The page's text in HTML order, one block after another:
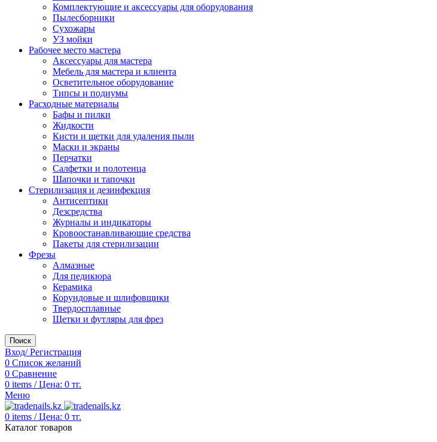
Комплектующие и аксессуары для оборудования
Пылесборники
Сухожары
УЗ мойки
Рабочее место мастера
Аксессуары для мастера
Мебель для мастера и клиента
Осветительное оборудование
Типсы и подиумы
Расходные материалы
Бафы и пилки
Жидкости
Кисти и щетки для удаления пыли
Маски и экраны
Перчатки
Салфетки и полотенца
Шапочки и тапочки
Стерилизация и дезинфекция
Антисептики
Дезсредства
Журналы и индикаторы
Кровоостанавливающие средства
Пакеты для стерилизации
Фрезы
Алмазные
Для педикюра
Керамика
Корундовые и шлифовщики
Твердосплавные
Щетки и футляры для фрез
Поиск
Вход/ Регистрация
0 Список желаний
0 Сравнение
0 items / Цена: 0 тг.
Меню
0 items / Цена: 0 тг.
Каталог товаров